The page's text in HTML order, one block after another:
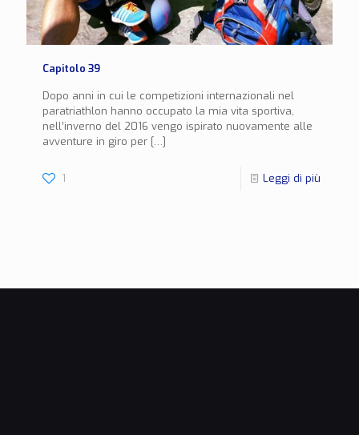
Capitolo 39
Dopo anni in cui le competizioni internazionali nel
paratriathlon hanno occupato la mia vita sportiva,
nell’inverno del 2016 vengo ispirato nuovamente alle
avventure in giro per […]
1 Leggi di più